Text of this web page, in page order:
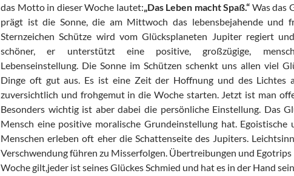
das Motto in dieser Woche lautet:„Das Leben macht Spaß.“ Was das
prägt ist die Sonne, die am Mittwoch das lebensbejahende und
Sternzeichen Schütze wird vom Glücksplaneten Jupiter regiert
schöner, er unterstützt eine positive, großzügige,
Lebenseinstellung. Die Sonne im Schützen schenkt uns allen viel
Dinge oft gut aus. Es ist eine Zeit der Hoffnung und des Lichtes
zuversichtlich und frohgemut in die Woche starten. Jetzt ist man
Besonders wichtig ist aber dabei die persönliche Einstellung. Das
Mensch eine positive moralische Grundeinstellung hat.
Menschen erleben oft eher die Schattenseite des Jupiters.
Verschwendung führen zu Misserfolgen. Übertreibungen und
Woche gilt,jeder ist seines Glückes Schmied und hat es in der Hand